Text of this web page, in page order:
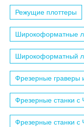
Режущие плоттеры
Широкоформатные
Широкоформатный
Фрезерные граверы
Фрезерные станки с
Фрезерные станки